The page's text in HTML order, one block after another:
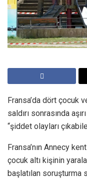
Fransa’da dört çocuk
saldırı sonrasında
“şiddet olayları
Fransa’nın Annecy
çocuk altı kişinin
başlatılan soruşturma